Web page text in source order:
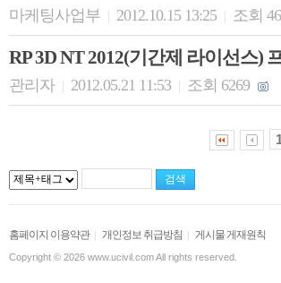
마케팅사업부 | 2012.10.15 13:25 | 조회
RP 3D NT 2012(기간제 라이선스)
관리자 | 2012.05.21 11:53 | 조회 6269
홈페이지 이용약관| 개인정보 취급방침 게시물 게재원칙
Copyright © 2026 www.ucivil.com All rights reserved.